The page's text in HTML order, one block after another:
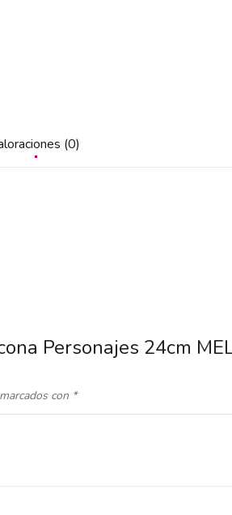
(0)
Personajes 24cm
con *